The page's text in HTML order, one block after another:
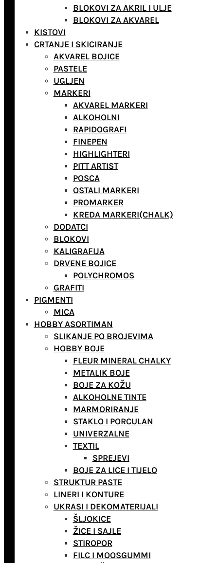
BLOKOVI ZA AKRIL I ULJE
BLOKOVI ZA AKVAREL
KISTOVI
CRTANJE I SKICIRANJE
AKVAREL BOJICE
PASTELE
UGLJEN
MARKERI
AKVAREL MARKERI
ALKOHOLNI
RAPIDOGRAFI
FINEPEN
HIGHLIGHTERI
PITT ARTIST
POSCA
OSTALI MARKERI
PROMARKER
KREDA MARKERI(CHALK)
DODATCI
BLOKOVI
KALIGRAFIJA
DRVENE BOJICE
POLYCHROMOS
GRAFITI
PIGMENTI
MICA
HOBBY ASORTIMAN
SLIKANJE PO BROJEVIMA
HOBBY BOJE
FLEUR MINERAL CHALKY
METALIK BOJE
BOJE ZA KOŽU
ALKOHOLNE TINTE
MARMORIRANJE
STAKLO I PORCULAN
UNIVERZALNE
TEXTIL
SPREJEVI
BOJE ZA LICE I TIJELO
STRUKTUR PASTE
LINERI I KONTURE
UKRASI I DEKOMATERIJALI
ŠLJOKICE
ŽICE I SAJLE
STIROPOR
FILC I MOOSGUMMI